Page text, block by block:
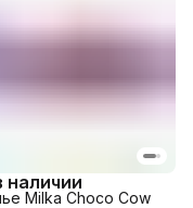
наличии
Milka Choco Cow